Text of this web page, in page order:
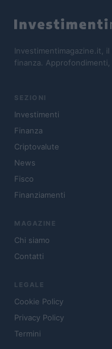
Investimentimagazine.it,
finanza.
SEZIONI
Investimenti
Finanza
Criptovalute
News
Fisco
Finanziamenti
MAGAZINE
Chi siamo
Contatti
LEGALE
Cookie Policy
Privacy Policy
Termini